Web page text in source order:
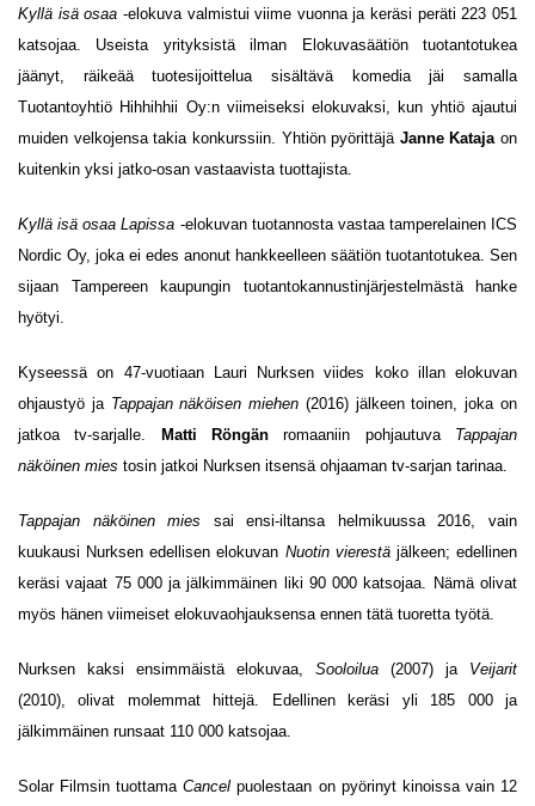
Kyllä isä osaa -elokuva valmistui viime vuonna ja keräsi peräti 223 051
katsojaa. Useista yrityksistä ilman Elokuvasäätiön tuotantotukea
jäänyt, räikeää tuotesijoittelua sisältävä komedia jäi samalla
Tuotantoyhtiö Hihhihhii Oy:n viimeiseksi elokuvaksi, kun yhtiö ajautui
muiden velkojensa takia konkurssiin. Yhtiön pyörittäjä Janne Kataja on
kuitenkin yksi jatko-osan vastaavista tuottajista.
Kyllä isä osaa Lapissa -elokuvan tuotannosta vastaa tamperelainen ICS
Nordic Oy, joka ei edes anonut hankkeelleen säätiön tuotantotukea. Sen
sijaan Tampereen kaupungin tuotantokannustinjärjestelmästä hanke
hyötyi.
Kyseessä on 47-vuotiaan Lauri Nurksen viides koko illan elokuvan
ohjaustyö ja Tappajan näköisen miehen (2016) jälkeen toinen, joka on
jatkoa tv-sarjalle. Matti Röngän romaaniin pohjautuva Tappajan
näköinen mies tosin jatkoi Nurksen itsensä ohjaaman tv-sarjan tarinaa.
Tappajan näköinen mies sai ensi-iltansa helmikuussa 2016, vain
kuukausi Nurksen edellisen elokuvan Nuotin vierestäjälkeen; edellinen
keräsi vajaat 75 000 ja jälkimmäinen liki 90 000 katsojaa. Nämä olivat
myös hänen viimeiset elokuvaohjauksensa ennen tätä tuoretta työtä.
Nurksen kaksi ensimmäistä elokuvaa, Sooloilua (2007) ja Veijarit
(2010), olivat molemmat hittejä. Edellinen keräsi yli 185 000 ja
jälkimmäinen runsaat 110 000 katsojaa.
Solar Filmsin tuottamaCancel puolestaan on pyörinyt kinoissa vain 12